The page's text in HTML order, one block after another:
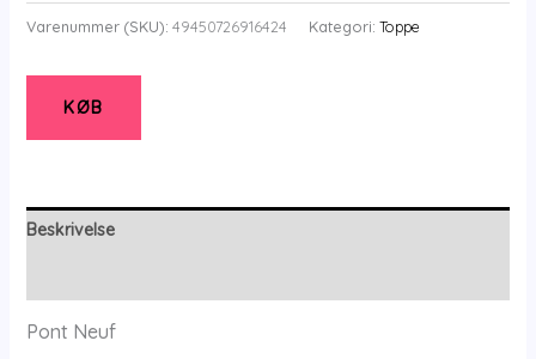
-
-
Pnsilje
-
-
Pont
Varenummer (SKU): 49450726916424 Kategori: Toppe
KØB
Beskrivelse
Pont Neuf